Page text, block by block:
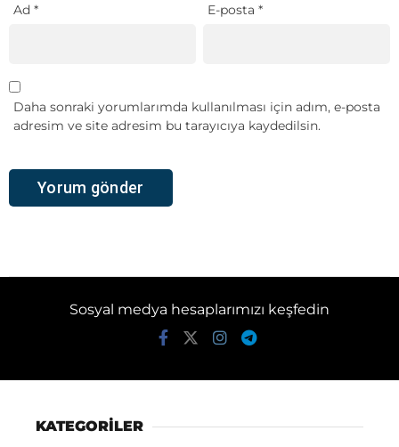
Ad * E-posta*
Daha sonraki yorumlarımda kullanılması için adım, e-posta
adresim ve site adresim bu tarayıcıya kaydedilsin.
Sosyal medya hesaplarımızı keşfedin
KATEGORİLER